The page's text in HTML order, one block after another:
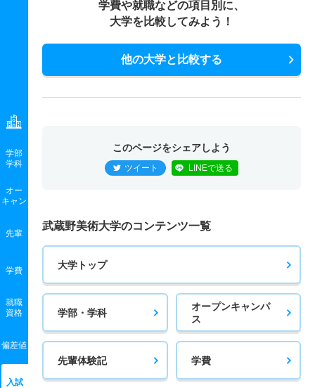
学部
学科
オー
キャン
先輩
学費
就職
資格
偏差値
入試
学費や就職などの項目別に、
大学を比較してみよう！
他の大学と比較する
このページをシェアしよう
ツイート LINEで送る
武蔵野美術大学のコンテンツ一覧
大学トップ
学部・学科
オープンキャンパ
ス
先輩体験記 学費